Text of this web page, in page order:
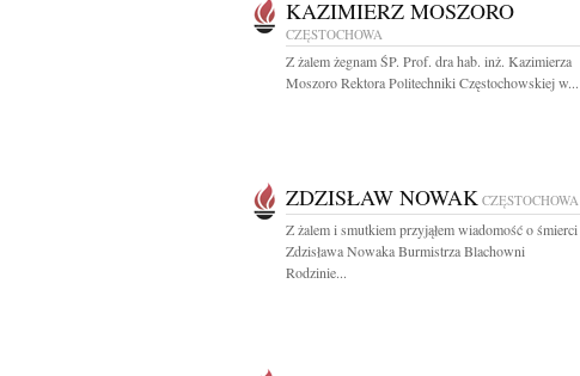
KAZIMIERZ MOSZORO
CZĘSTOCHOWA
Z żalem żegnam ŚP. Prof. dra hab. inż. Kazimierza
Moszoro Rektora Politechniki Częstochowskiej w...
ZDZISŁAW NOWAK CZĘSTOCHOWA
Z żalem i smutkiem przyjąłem wiadomość o śmierci
Zdzisława Nowaka Burmistrza Blachowni
Rodzinie...